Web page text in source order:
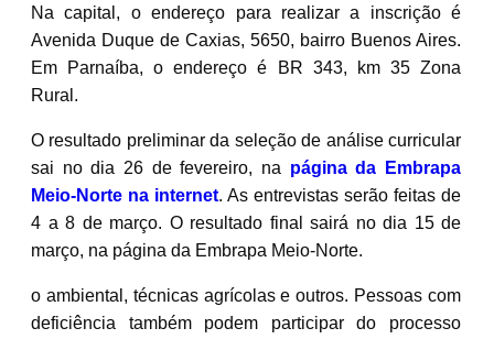
Na capital, o endereço para realizar a inscrição é
Avenida Duque de Caxias, 5650, bairro Buenos Aires.
Em Parnaíba, o endereço é BR 343, km 35 Zona
Rural.
O resultado preliminar da seleção de análise curricular
sai no dia 26 de fevereiro, na página da Embrapa
Meio-Norte na internet. As entrevistas serão feitas de
4 a 8 de março. O resultado final sairá no dia 15 de
março, na página da Embrapa Meio-Norte.
o ambiental, técnicas agrícolas e outros. Pessoas com
deficiência também podem participar do processo